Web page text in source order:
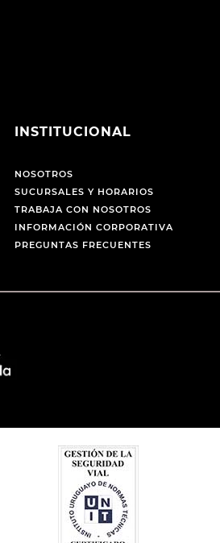
INSTITUCIONAL
NOSOTROS
SUCURSALES Y HORARIOS
TRABAJA CON NOSOTROS
INFORMACIÓN CORPORATIVA
PREGUNTAS FRECUENTES